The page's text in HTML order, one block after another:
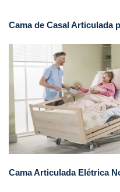
Cama de Casal Articulada
Cama Articulada Elétrica